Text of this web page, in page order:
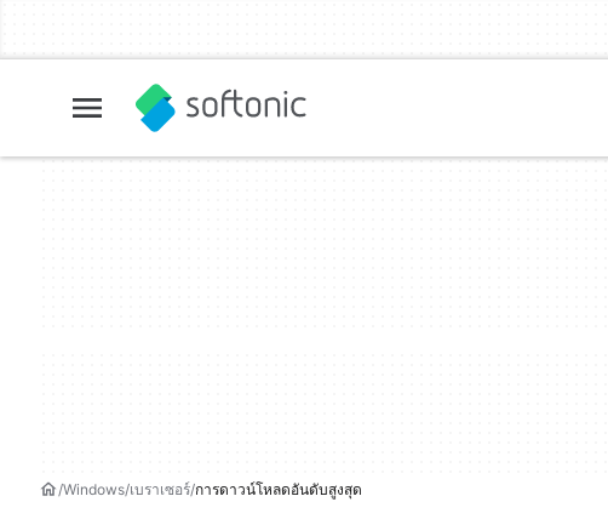
Windows เบราเซอร์ การดาวน์โหลดอันดับสูงสุด